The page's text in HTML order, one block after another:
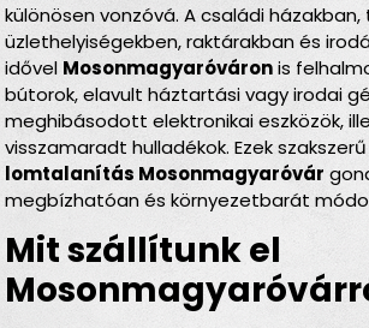
különösen vonzóvá. A családi
üzlethelyiségekben, raktárakban és
idővel Mosonmagyaróváronis
bútorok, elavult háztartási vagy irodai
meghibásodott elektronikai eszközök,
visszamaradt hulladékok. Ezek
lomtalanítás Mosonmagyaróvár
megbízhatóan és környezetbarát
Mit szállítunk el